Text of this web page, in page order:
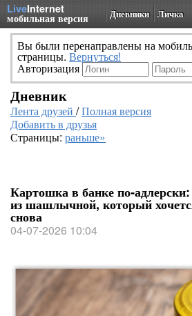
LiveInternet
мобильная версия Дневники Личка
Вы были перенаправлены на
страницы. Вернуться!
Авторизация
Дневник
Лента друзей /Полная версия
Добавить в друзья
Страницы: раньше»
Картошка в банке
из шашлычной, который
снова
04-07-2026 10:04